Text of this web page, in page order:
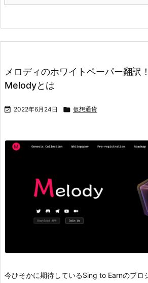
メロディのホワイトペーパー翻訳
Melodyとは
 2022年6月24日  仮想通貨
今ひそかに期待しているSing to Earnのプロ